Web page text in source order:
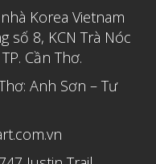
Sáu 2021
Năm 2021
Tư 2021
Ba 2021
Korea Vietnam
số 8, KCN Trà Nóc
Cần Thơ.
Anh Sơn – Tư